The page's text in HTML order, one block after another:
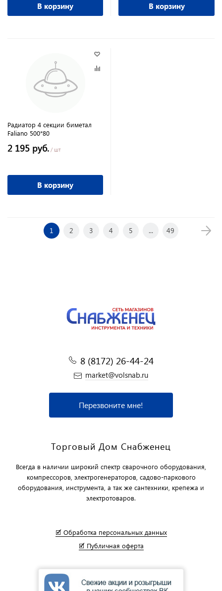
В корзину В корзину
Радиатор 4 секции биметал
Faliano 500*80
2 195 руб. / шт
В корзину
1 2 3 4 5 ... 49
8 (8172) 26-44-24
market@volsnab.ru
Перезвоните мне!
Торговый Дом Снабженец
Всегда в наличии широкий спектр сварочного оборудования,
компрессоров, электрогенераторов, садово-паркового
оборудования, инструмента, а так же сантехники, крепежа и
электротоваров.
🗹 Обработка персональных данных
🗹 Публичная оферта